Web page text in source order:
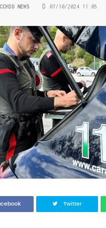
NEWS 07/10/2024 11:05
Twitter